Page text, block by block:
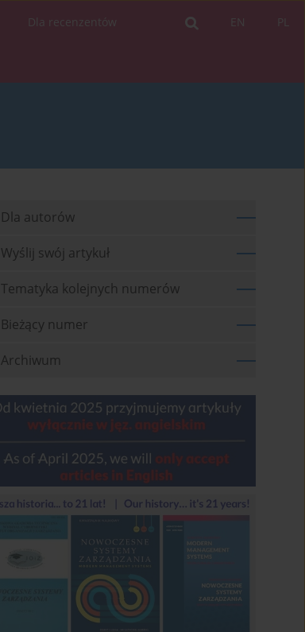
PL
EN
Dla recenzentów
Dla autorów
Wyślij swój artykuł
Tematyka kolejnych numerów
Bieżący numer
Archiwum